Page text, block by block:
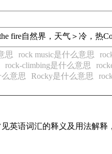
fire自然界，天气＞冷，热
思 rock music是什么意思
rock-climbing是什么意思
意思 Rocky是什么意思
英语词汇的释义及用法解